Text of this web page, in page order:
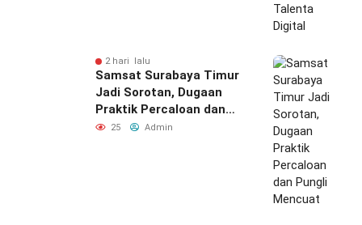
2 hari lalu
Samsat Surabaya Timur
Jadi Sorotan, Dugaan
Praktik Percaloan dan
Pungli Mencuat
25 Admin